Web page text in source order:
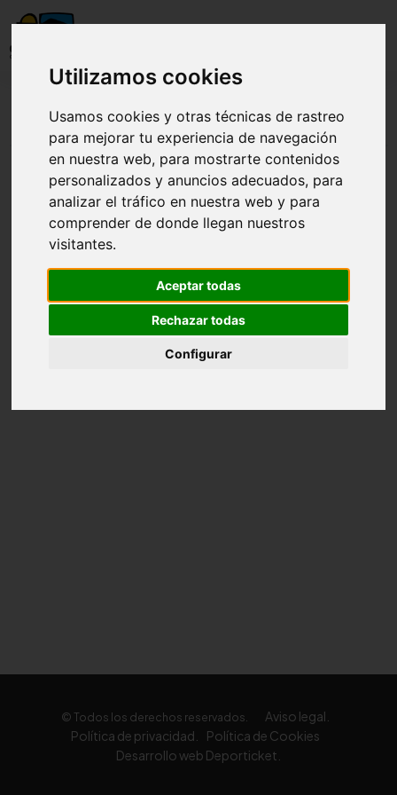
Utilizamos cookies
Usamos cookies y otras técnicas de rastreo
para mejorar tu experiencia de navegación
en nuestra web, para mostrarte contenidos
personalizados y anuncios adecuados, para
analizar el tráfico en nuestra web y para
comprender de donde llegan nuestros
visitantes.
Aceptar todas
Rechazar todas
Configurar
Arte
Visita Observatorio Arte y Exposición Arte
© Todos los derechos reservados.
Aviso legal.
Política de privacidad.
Política de Cookies
Desarrollo web Deporticket.